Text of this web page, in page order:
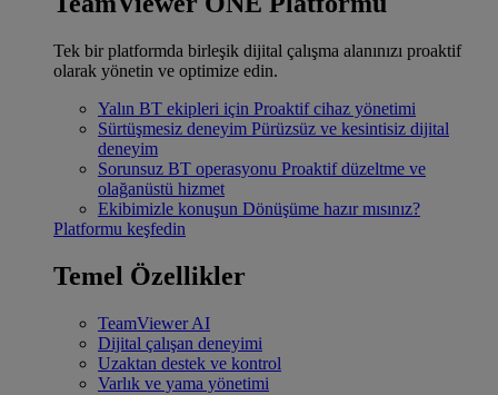
Tek bir platformda birleşik dijital çalışma alanınızı proaktif
olarak yönetin ve optimize edin.
Yalın BT ekipleri için Proaktif cihaz yönetimi
Sürtüşmesiz deneyim Pürüzsüz ve kesintisiz dijital
deneyim
Sorunsuz BT operasyonu Proaktif düzeltme ve
olağanüstü hizmet
Ekibimizle konuşun Dönüşüme hazır mısınız?
Platformu keşfedin
Temel Özellikler
TeamViewer AI
Dijital çalışan deneyimi
Uzaktan destek ve kontrol
Varlık ve yama yönetimi